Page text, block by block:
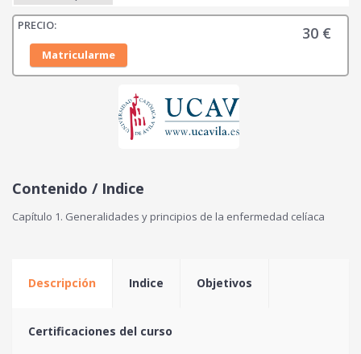
30 €
Matricularme
Contenido / Indice
Capítulo 1. Generalidades y principios de la enfermedad celíaca
Descripción Indice Objetivos
Certificaciones del curso